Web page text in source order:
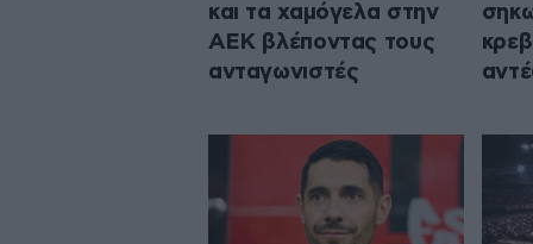
και τα χαμόγελα στην
ΑΕΚ βλέποντας τους
ανταγωνιστές